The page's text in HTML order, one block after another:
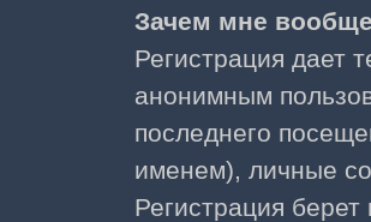
Зачем мне
Регистрация дает
анонимным
последнего
именем), личные
Регистрация